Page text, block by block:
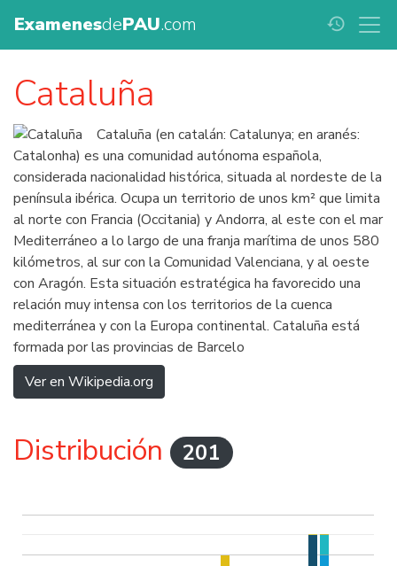
ExamenesdePAU.com history
Cataluña
Cataluña (en catalán: Catalunya; en aranés:
Catalonha) es una comunidad autónoma española,
considerada nacionalidad histórica, situada al nordeste de la
península ibérica. Ocupa un territorio de unos km² que limita
al norte con Francia (Occitania) y Andorra, al este con el mar
Mediterráneo a lo largo de una franja marítima de unos 580
kilómetros, al sur con la Comunidad Valenciana, y al oeste
con Aragón. Esta situación estratégica ha favorecido una
relación muy intensa con los territorios de la cuenca
mediterránea y con la Europa continental. Cataluña está
formada por las provincias de Barcelo
Ver en Wikipedia.org
Distribución 201